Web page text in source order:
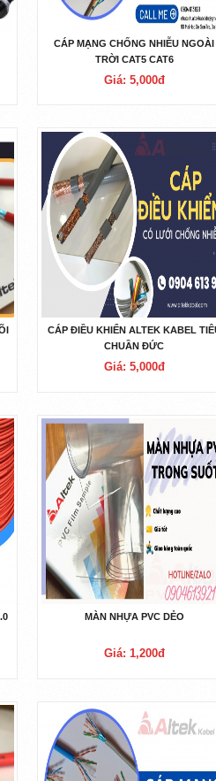
CÁP MẠNG CHỐNG NHIỄU NGOÀI
TRỜI CAT5 CAT6
Giá: 5,000đ
CÁP ĐIỀU KHIỂN ALTEK KABEL
CHUẦN ĐỨC
Giá: 5,000đ
MÀN NHỰA PVC DẺO
Giá: 1,200đ